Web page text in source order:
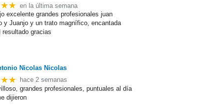
en la última semana
excelente grandes profesionales juan
y Juanjo y un trato magnífico, encantada
resultado gracias
Nicolas Nicolas
hace 2 semanas
grandes profesionales, puntuales al día
dijieron